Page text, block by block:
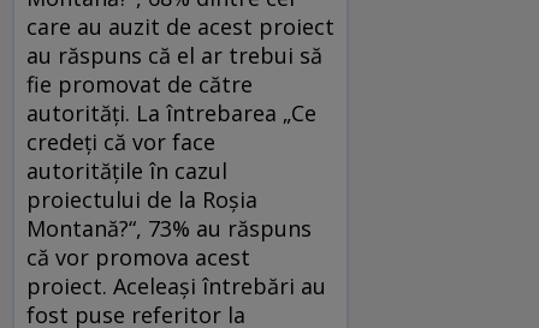
care au auzit de acest proiect
au răspuns că el ar trebui să
fie promovat de către
autorităţi. La întrebarea „Ce
credeţi că vor face
autorităţile în cazul
proiectului de la Roşia
Montană?“, 73% au răspuns
că vor promova acest
proiect. Aceleaşi întrebări au
fost puse referitor la